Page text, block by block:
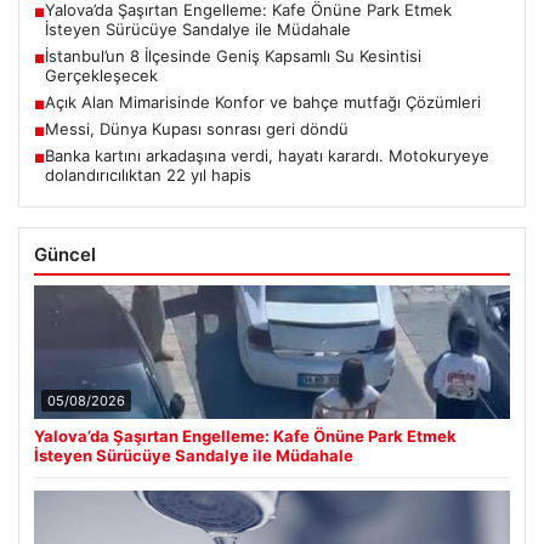
■Yalova’da Şaşırtan Engelleme: Kafe Önüne Park Etmek
İsteyen Sürücüye Sandalye ile Müdahale
■İstanbul’un 8 İlçesinde Geniş Kapsamlı Su Kesintisi
Gerçekleşecek
■Açık Alan Mimarisinde Konfor ve bahçe mutfağı Çözümleri
■Messi, Dünya Kupası sonrası geri döndü
■Banka kartını arkadaşına verdi, hayatı karardı. Motokuryeye
dolandırıcılıktan 22 yıl hapis
Güncel
05/08/2026
Yalova’da Şaşırtan Engelleme: Kafe Önüne Park Etmek
İsteyen Sürücüye Sandalye ile Müdahale